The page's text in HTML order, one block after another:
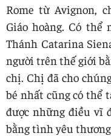
Rome từ Avignon,
Giáo hoàng. Có thể
Thánh Catarina
người trên thế giới
chị. Chị đã cho
bé nhất cũng có thể
được những điều vĩ
bằng tình yêu